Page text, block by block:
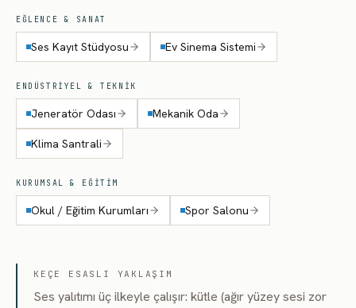
EĞLENCE & SANAT
Ses Kayıt Stüdyosu Ev Sinema Sistemi
ENDÜSTRIYEL & TEKNIK
Jeneratör Odası Mekanik Oda
Klima Santrali
KURUMSAL & EĞITIM
Okul / Eğitim Kurumları Spor Salonu
KEÇE ESASLI YAKLAŞIM
Ses yalıtımı üç ilkeyle çalışır: kütle (ağır yüzey sesi zor